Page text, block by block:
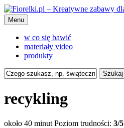
Menu
w co się bawić
materiały video
produkty
Szukaj
recykling
około 40 minut Poziom trudności: 3/5